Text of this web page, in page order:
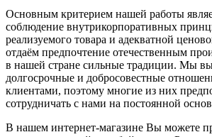
Основным критерием нашей работы
соблюдение внутрикорпоративных
реализуемого товара и адекватной
отдаём предпочтение отечественным
в нашей стране сильные традиции. Мы
долгосрочные и добросовестные
клиентами, поэтому многие из них
сотрудничать с нами на постоянной
В нашем интернет-магазине Вы можете